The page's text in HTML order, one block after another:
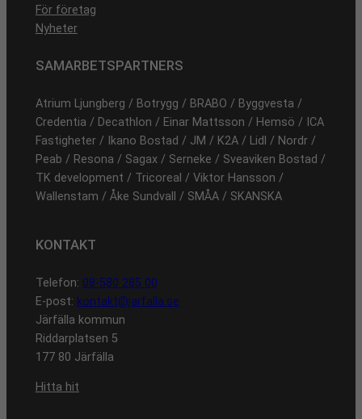
För företag
Nyheter
SAMARBETSPARTNERS
Atrium Ljungberg / Botrygg / BRABO / Byggvesta /
Credentia / Decathlon / Einar Mattsson / Hemsö / ICA
Fastigheter / Ikano Bostad / JM / K2A / Lidl / Nordr /
Peab / Resona / Sagax / Serneke / Sveaviken Bostad /
TK development / Tricoreal / Viktor Hansson /
Wallenstam / Åke Sundvall / SMÅA / SKANSKA
KONTAKT
Telefon: 08-580 285 00
E-post: kontakt@jarfalla.se
Järfälla kommun
Riddarplatsen 5
177 80 Järfälla
Hitta hit